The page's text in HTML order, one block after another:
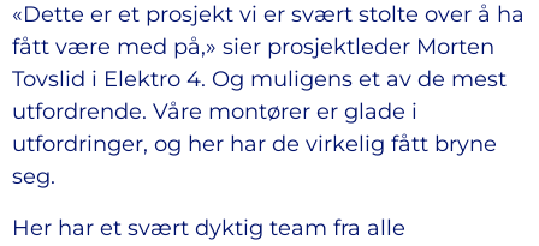
«Dette er et prosjekt vi er svært stolte over å ha
fått være med på,» sier prosjektleder Morten
Tovslid i Elektro 4. Og muligens et av de mest
utfordrende. Våre montører er glade i
utfordringer, og her har de virkelig fått bryne
seg.
Her har et svært dyktig team fra alle